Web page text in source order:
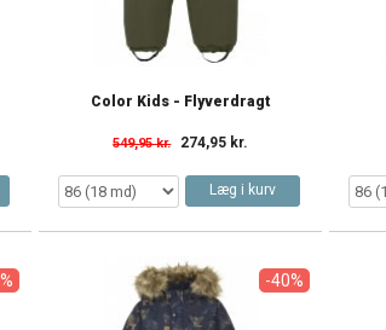
Color Kids - Flyverdragt
549,95 kr. 274,95 kr.
Læg i kurv
-40%